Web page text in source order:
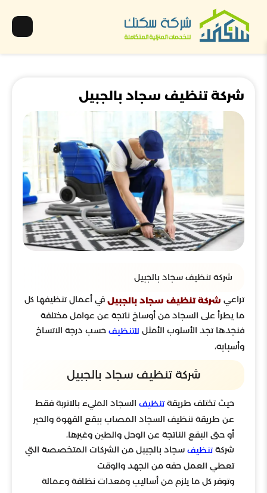
شركة تنظيف سجاد بالجبيل
شركة تنظيف سجاد بالجبيل
تراعي شركة تنظيف سجاد بالجبيل في أعمال تنظيفها كل
ما يطرأ على السجاد من أوساخ ناتجة عن عوامل مختلفة
فنجدها تجد الأسلوب الأمثل للتنظيف حسب درجة الاتساخ
وأسبابه،
شركة تنظيف سجاد بالجبيل
حيث تختلف طريقةتنظيف السجاد المليء بالاتربة فقط
عن طريقة تنظيف السجاد المصاب ببقع القهوة والحبر
أو حتى البقع الناتجة عن الوحل والطين وغيرها،
شركةتنظيف سجاد بالجبيل من الشركات المتخصصة التي
تعطي العمل حقه من الجهد والوقت
وتوفر كل ما يلزم من أساليب ومعدات نظافة وعمالة